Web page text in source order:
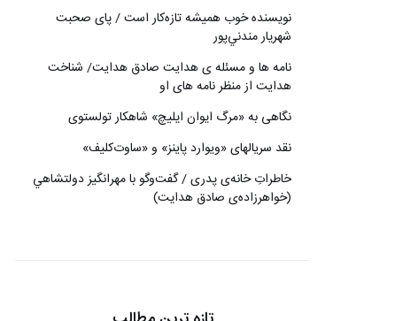
نويسنده خوب هميشه تازه‌كار است / پای صحبت
شهريار مندني‌پور
نامه ها و مسئله ی هدایت صادق هدایت/ شناخت
هدایت از منظر نامه های او
نگاهی به «مرگ ايوان ايليچ» شاهکار تولستوی
نقد سریالهای «ویوارد پاینز» و «ساوت‌کلیف»
خاطراتِ خانه‌ی پدری / گفت‌وگو با مهرانگيز دولتشاهي
(خواهرزاده‌ی صادق هدايت)